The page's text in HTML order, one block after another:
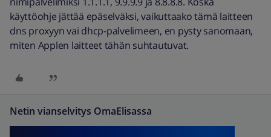
käyttöohje jättää epäselväksi, vaikuttaako tämä laitteen
dns proxyyn vai dhcp-palvelimeen, en pysty sanomaan,
miten Applen laitteet tähän suhtautuvat.
Netin vianselvitys OmaElisassa